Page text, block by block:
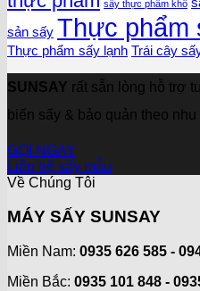
sấy thực phẩm khô
sản sấy Thực phẩm
Thực phẩm sấy lạnh Trái cây
SUNSAY rất sẵn lòng hỗ trợ
biến sấy & bảo quản theo
GỌI NGAY
Liên hệ sấy mẫu
Về Chúng Tôi
MÁY SẤY SUNSAY
Miền Nam: 0935 626 585 -
Miền Bắc: 0935 101 848 -